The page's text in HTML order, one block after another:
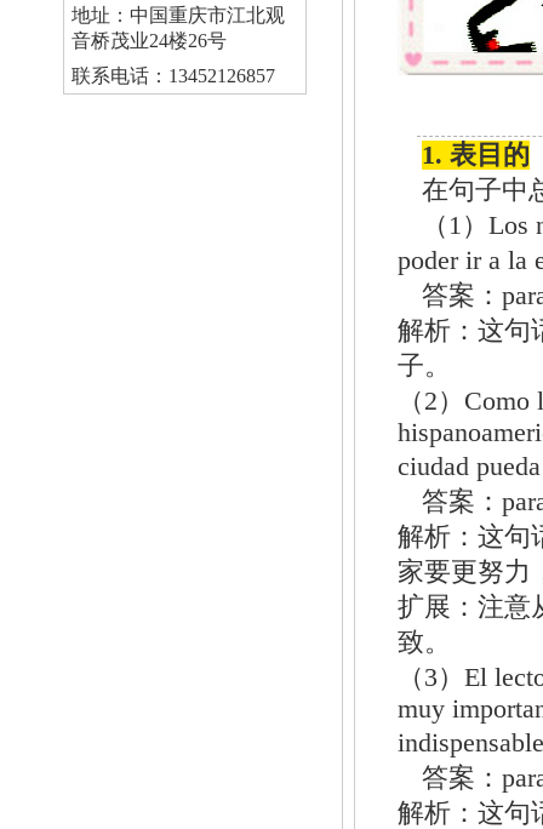
地址：中国重庆市江北观
音桥茂业24楼26号
联系电话：13452126857
1. 表目的
在句子中
（1）
poder ir a la
答案：
解析：这句
子。
（2）
ciudad
答案：
解析：这句
家要更努力
扩展：注意
致。
（3）El
muy
答案：
解析：这句